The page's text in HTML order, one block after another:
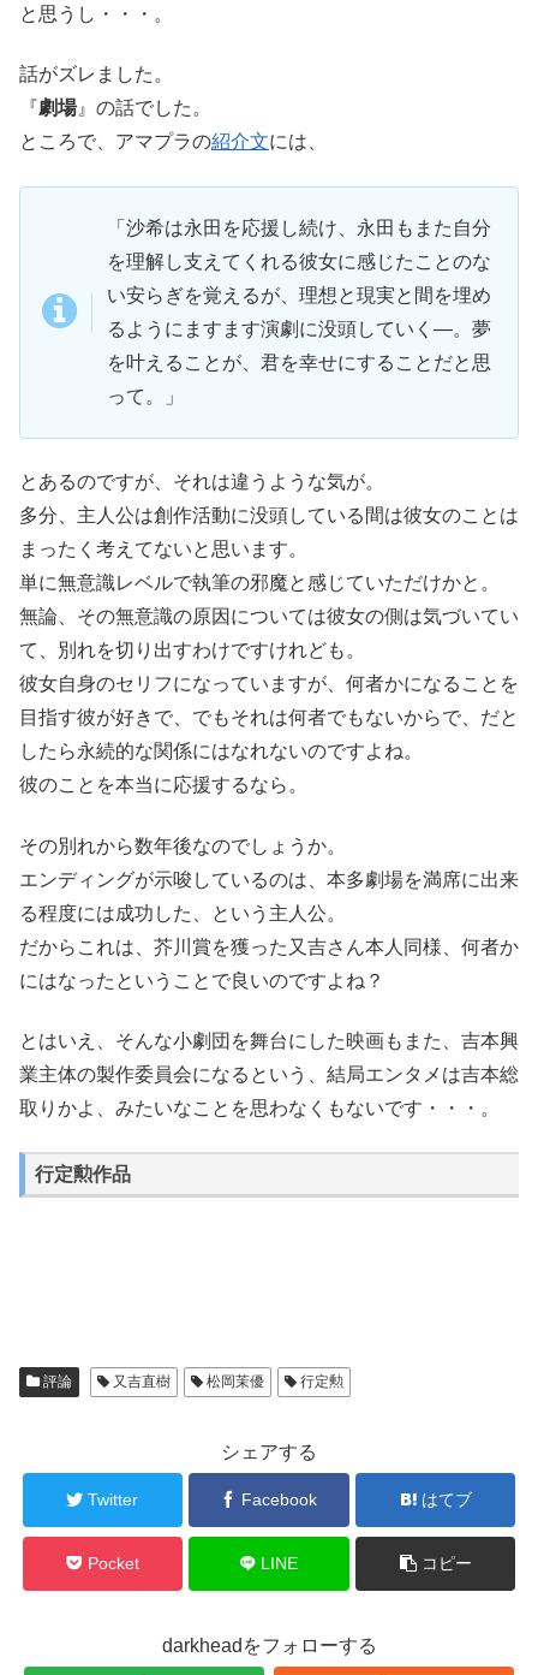
と思うし・・・。
話がズレました。
『 劇場』の話でした。
ところで、アマプラの紹介文には、
「沙希は永田を応援し続け、永田もまた自分
を理解し支えてくれる彼女に感じたことのな
い安らぎを覚えるが、理想と現実と間を埋め
るようにますます演劇に没頭していく―。夢
を叶えることが、君を幸せにすることだと思
って。」
とあるのですが、それは違うような気が。
多分、主人公は創作活動に没頭している間は彼女のことは
まったく考えてないと思います。
単に無意識レベルで執筆の邪魔と感じていただけかと。
無論、その無意識の原因については彼女の側は気づいてい
て、別れを切り出すわけですけれども。
彼女自身のセリフになっていますが、何者かになることを
目指す彼が好きで、でもそれは何者でもないからで、だと
したら永続的な関係にはなれないのですよね。
彼のことを本当に応援するなら。
その別れから数年後なのでしょうか。
エンディングが示唆しているのは、本多劇場を満席に出来
る程度には成功した、という主人公。
だからこれは、芥川賞を獲った又吉さん本人同様、何者か
にはなったということで良いのですよね？
とはいえ、そんな小劇団を舞台にした映画もまた、吉本興
業主体の製作委員会になるという、結局エンタメは吉本総
取りかよ、みたいなことを思わなくもないです・・・。
行定勲作品
評論 又吉直樹 松岡茉優 行定勲
シェアする
Twitter Facebook はてブ
Pocket LINE コピー
darkheadをフォローする